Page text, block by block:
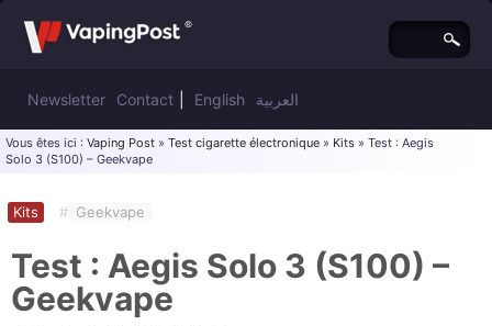
Newsletter Contact English العربية
Vous êtes ici : Vaping Post » Test cigarette électronique » Kits » Test : Aegis
Solo 3 (S100) – Geekvape
Test : Aegis Solo 3 (S100) –
Geekvape
Kits # Geekvape